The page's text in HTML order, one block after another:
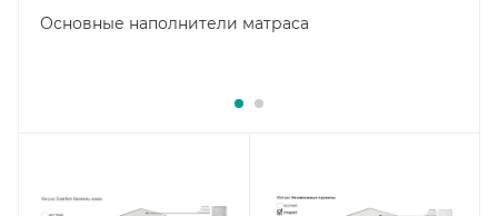
Основные наполнители матраса